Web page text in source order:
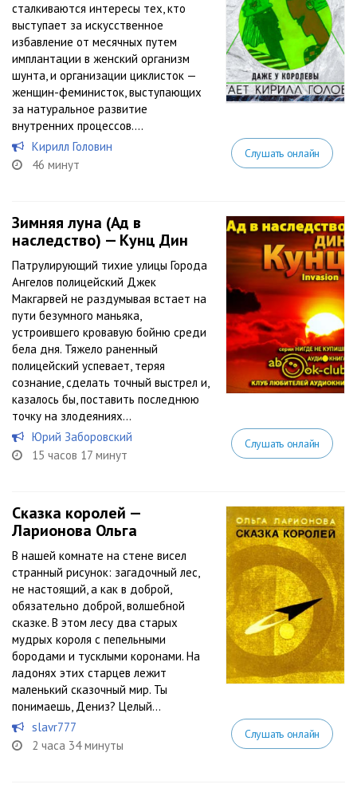
сталкиваются интересы тех, кто
выступает за искусственное
избавление от месячных путем
имплантации в женский организм
шунта, и организации циклисток —
женщин-феминисток, выступающих
за натуральное развитие
внутренних процессов....
Кирилл Головин
46 минут
Слушать онлайн
Зимняя луна (Ад в
наследство) — Кунц Дин
Патрулирующий тихие улицы Города
Ангелов полицейский Джек
Макгарвей не раздумывая встает на
пути безумного маньяка,
устроившего кровавую бойню среди
бела дня. Тяжело раненный
полицейский успевает, теряя
сознание, сделать точный выстрел и,
казалось бы, поставить последнюю
точку на злодеяниях...
Юрий Заборовский
15 часов 17 минут
Слушать онлайн
Сказка королей —
Ларионова Ольга
В нашей комнате на стене висел
странный рисунок: загадочный лес,
не настоящий, а как в доброй,
обязательно доброй, волшебной
сказке. В этом лесу два старых
мудрых короля с пепельными
бородами и тусклыми коронами. На
ладонях этих старцев лежит
маленький сказочный мир. Ты
понимаешь, Дениз? Целый...
slavr777
2 часа 34 минуты
Слушать онлайн